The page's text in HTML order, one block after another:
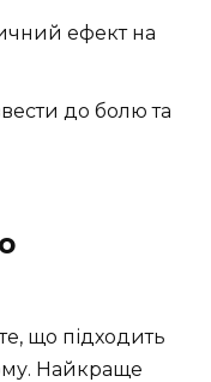
ефект на
до болю та
що підходить
Найкраще